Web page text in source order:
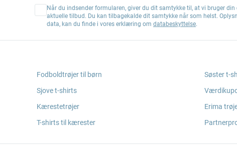
Når du indsender formularen, giver du dit samtykke til, at vi bruger
aktuelle tilbud. Du kan tilbagekalde dit samtykke når som helst.
data, kan du finde i vores erklæring om databeskyttelse.
Fodboldtrøjer til børn
Sjove t-shirts
Kærestetrøjer
T-shirts til kærester
Søster t-
Erima